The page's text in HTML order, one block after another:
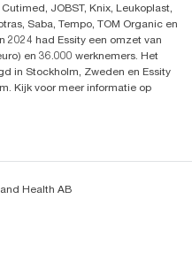
JOBST, Knix, Leukoplast,
Saba, Tempo, TOM Organic en
2024 had Essity een omzet van
en 36.000 werknemers. Het
in Stockholm, Zweden en Essity
Kijk voor meer informatie op
Health AB